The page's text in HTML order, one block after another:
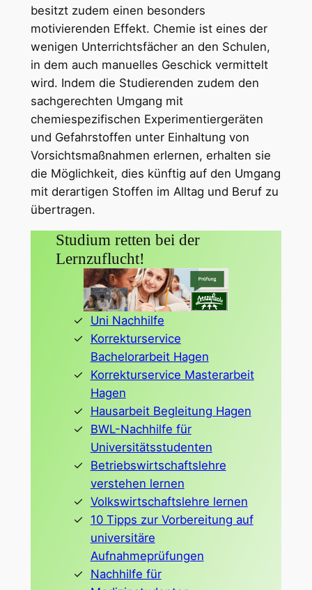
besitzt zudem einen besonders
motivierenden Effekt. Chemie ist eines der
wenigen Unterrichtsfächer an den Schulen,
in dem auch manuelles Geschick vermittelt
wird. Indem die Studierenden zudem den
sachgerechten Umgang mit
chemiespezifischen Experimentiergeräten
und Gefahrstoffen unter Einhaltung von
Vorsichtsmaßnahmen erlernen, erhalten sie
die Möglichkeit, dies künftig auf den Umgang
mit derartigen Stoffen im Alltag und Beruf zu
übertragen.
Studium retten bei der
Lernzuflucht!
Uni Nachhilfe
Korrekturservice
Bachelorarbeit Hagen
Korrekturservice Masterarbeit
Hagen
Hausarbeit Begleitung Hagen
BWL-Nachhilfe für
Universitätsstudenten
Betriebswirtschaftslehre
verstehen lernen
Volkswirtschaftslehre lernen
10 Tipps zur Vorbereitung auf
universitäre
Aufnahmeprüfungen
Nachhilfe für